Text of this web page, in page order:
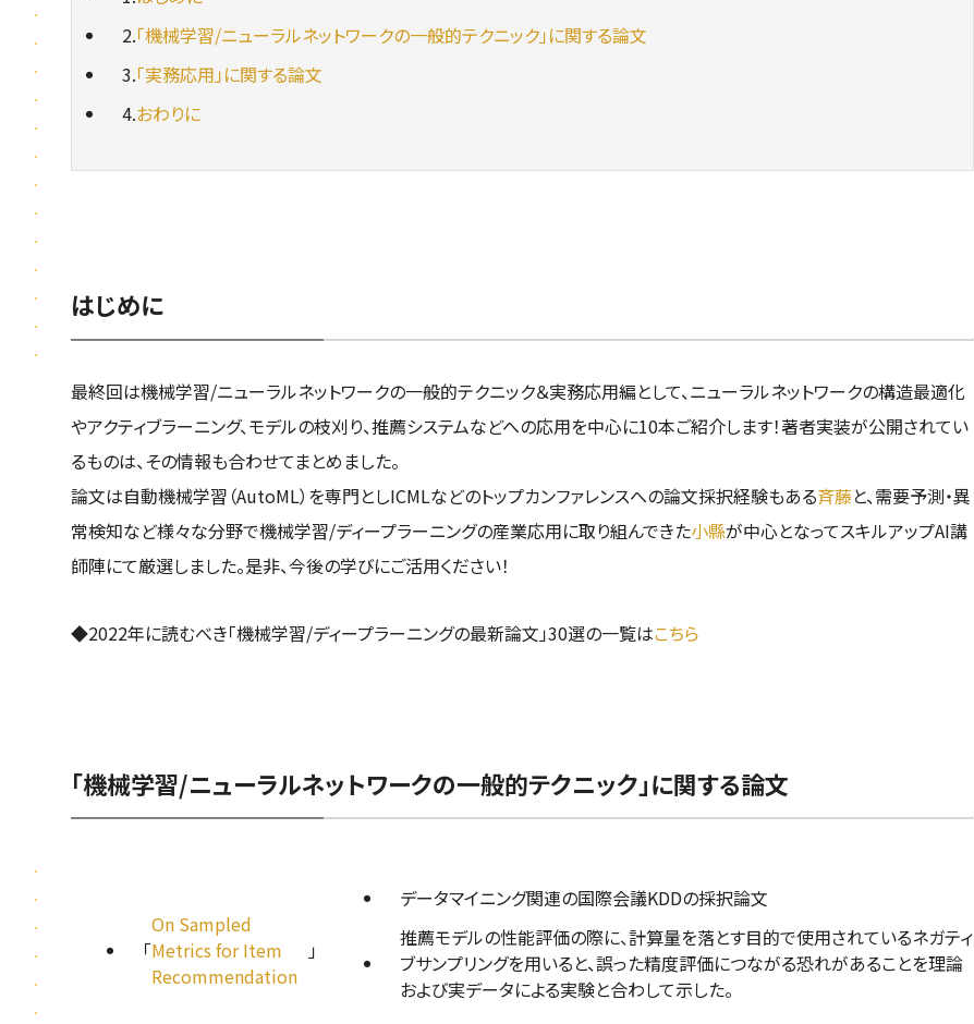
2.「機械学習/ニューラルネットワークの一般的テクニック」に関する論文
3.「実務応用」に関する論文
4.おわりに
はじめに
最終回は機械学習/ニューラルネットワークの一般的テクニック＆実務応用編として、ニューラルネットワークの構造最適化
やアクティブラーニング、モデルの枝刈り、推薦システムなどへの応用を中心に10本ご紹介します！著者実装が公開されてい
るものは、その情報も合わせてまとめました。
論文は自動機械学習（AutoML）を専門としICMLなどのトップカンファレンスへの論文採択経験もある斉藤と、需要予測・異
常検知など様々な分野で機械学習/ディープラーニングの産業応用に取り組んできた小縣が中心となってスキルアップAI講
師陣にて厳選しました。是非、今後の学びにご活用ください！
◆2022年に読むべき「機械学習/ディープラーニングの最新論文」30選の一覧はこちら
「機械学習/ニューラルネットワークの一般的テクニック」に関する論文
「
On Sampled
Metrics for Item
Recommendation
」
データマイニング関連の国際会議KDDの採択論文
推薦モデルの性能評価の際に、計算量を落とす目的で使用されているネガティ
ブサンプリングを用いると、誤った精度評価につながる恐れがあることを理論
および実データによる実験と合わして示した。